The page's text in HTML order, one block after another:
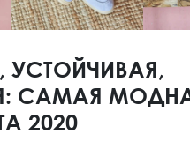
УСТОЙЧИВАЯ,
САМАЯ
2020